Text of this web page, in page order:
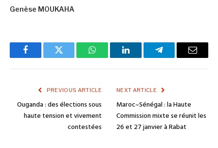
Genèse MOUKAHA
FacebookTwitter WhatsAppLinkedInTelegramEmail
PREVIOUS ARTICLE
Ouganda : des élections sous
haute tension et vivement
contestées
NEXT ARTICLE
Maroc–Sénégal : la Haute
Commission mixte se réunit les
26 et 27 janvier à Rabat